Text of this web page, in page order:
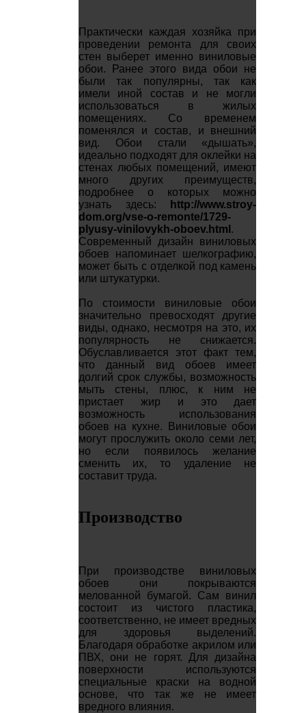
Практически каждая хозяйка при
проведении ремонта для своих
стен выберет именно виниловые
обои. Ранее этого вида обои не
были так популярны, так как
имели иной состав и не могли
использоваться в жилых
помещениях. Со временем
поменялся и состав, и внешний
вид. Обои стали «дышать»,
идеально подходят для оклейки на
стенах любых помещений, имеют
много других преимуществ,
подробнее о которых можно
узнать здесь:
http://www.stroy-
dom.org/vse-o-remonte/1729-
plyusy-vinilovykh-oboev.html .
Современный дизайн виниловых
обоев напоминает шелкографию,
может быть с отделкой под камень
или штукатурки.
По стоимости виниловые обои
значительно превосходят другие
виды, однако, несмотря на это, их
популярность не снижается.
Обуславливается этот факт тем,
что данный вид обоев имеет
долгий срок службы, возможность
мыть стены, плюс, к ним не
пристает жир и это дает
возможность использования
обоев на кухне. Виниловые обои
могут прослужить около семи лет,
но если появилось желание
сменить их, то удаление не
составит труда.
Производство
При производстве виниловых
обоев они покрываются
мелованной бумагой. Сам винил
состоит из чистого пластика,
соответственно, не имеет вредных
для здоровья выделений.
Благодаря обработке акрилом или
ПВХ, они не горят. Для дизайна
поверхности используются
специальные краски на водной
основе, что так же не имеет
вредного влияния.